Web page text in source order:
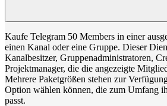
Kaufe Telegram 50 Members in einer
einen Kanal oder eine Gruppe. Dieser
Kanalbesitzer, Gruppenadministratoren,
Projektmanager, die die angezeigte
Mehrere Paketgrößen stehen zur
Option wählen können, die zum Umfang
passt.